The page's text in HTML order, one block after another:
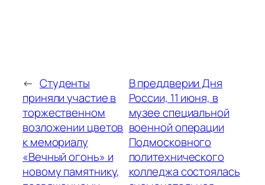
← Студенты
приняли участие в
торжественном
возложении цветов
к мемориалу
«Вечный огонь» и
новому памятнику,
В преддверии Дня
России, 11 июня, в
музее специальной
военной операции
Подмосковного
политехнического
колледжа состоялась